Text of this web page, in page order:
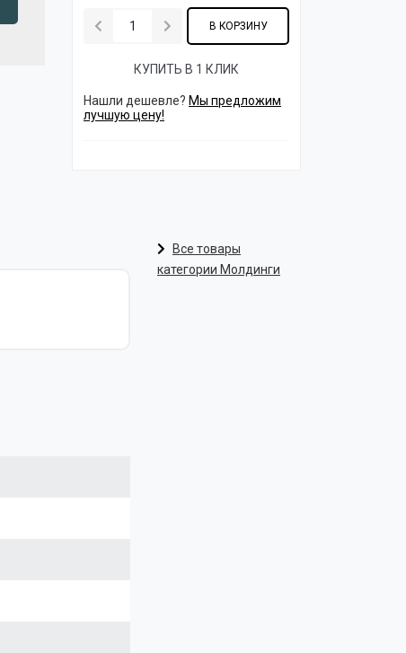
В КОРЗИНУ
КУПИТЬ В 1 КЛИК
Нашли дешевле? Мы предложим
лучшую цену!
Все товары
категории Молдинги